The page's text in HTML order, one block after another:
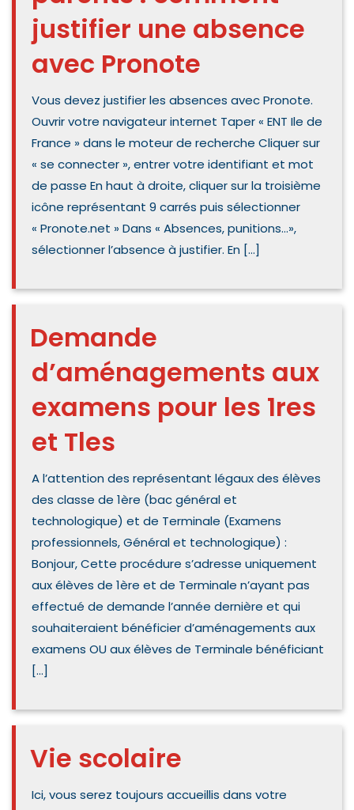
justifier une absence
avec Pronote
Vous devez justifier les absences avec Pronote.
Ouvrir votre navigateur internet Taper « ENT Ile de
France » dans le moteur de recherche Cliquer sur
« se connecter », entrer votre identifiant et mot
de passe En haut à droite, cliquer sur la troisième
icône représentant 9 carrés puis sélectionner
« Pronote.net » Dans « Absences, punitions…»,
sélectionner l’absence à justifier. En […]
Demande
d’aménagements aux
examens pour les 1res
et Tles
A l’attention des représentant légaux des élèves
des classe de 1ère (bac général et
technologique) et de Terminale (Examens
professionnels, Général et technologique) : ​
Bonjour, ​Cette procédure s’adresse uniquement
aux élèves de 1ère et de Terminale n’ayant pas
effectué de demande l’année dernière et qui
souhaiteraient bénéficier d’aménagements aux
examens OU aux élèves de Terminale bénéficiant
[…]
Vie scolaire
Ici, vous serez toujours accueillis dans votre